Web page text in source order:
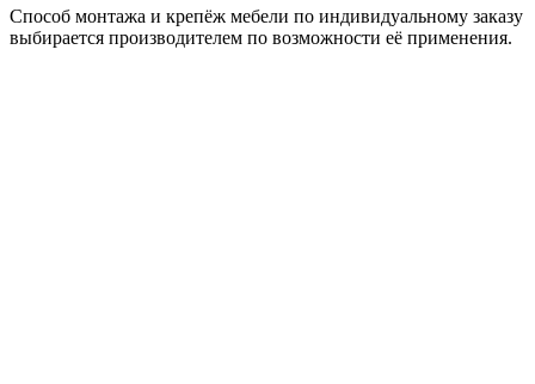
Способ монтажа и крепёж мебели по индивидуальному заказу
выбирается производителем по возможности её применения.